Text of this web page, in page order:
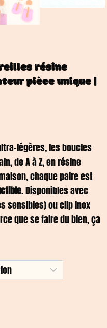
résine
pièce unique |
légères, les boucles
de A à Z, en résine
chaque paire est
. Disponibles avec
sensibles) ou clip inox
que se faire du bien, ça